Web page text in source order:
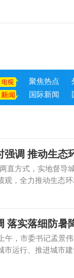
聚焦热点
国际新闻
调 推动生
方式，实地督导
，全力推动生态
落实落细防
委书记孟景伟
运行、推进城市